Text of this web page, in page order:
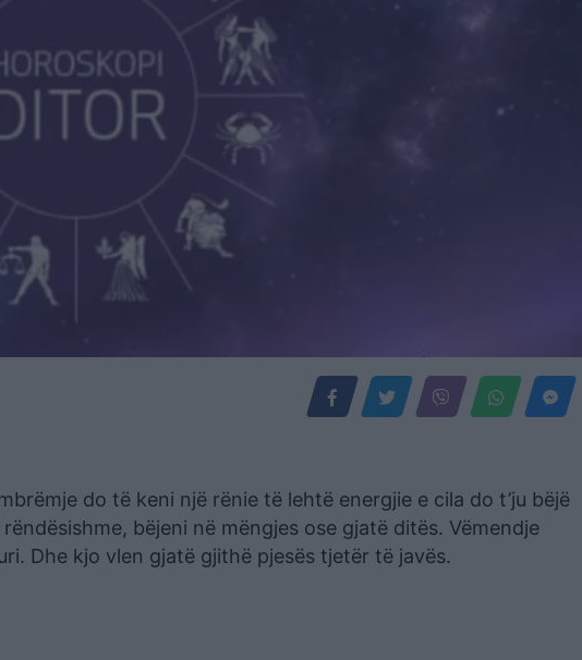
do të keni një rënie të lehtë energjie e cila do t’ju bëjë
bëjeni në mëngjes ose gjatë ditës. Vëmendje
Dhe kjo vlen gjatë gjithë pjesës tjetër të javës.